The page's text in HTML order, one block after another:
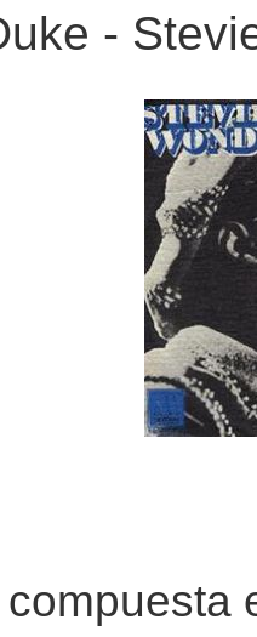
-
compuesta